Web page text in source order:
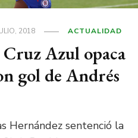
2018 ACTUALIDAD
Azul opaca
gol de Andrés
Hernández sentenció la